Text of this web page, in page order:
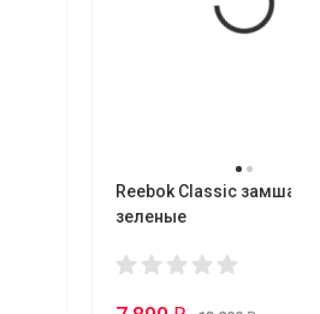
Reebok Classic замша-
зеленые